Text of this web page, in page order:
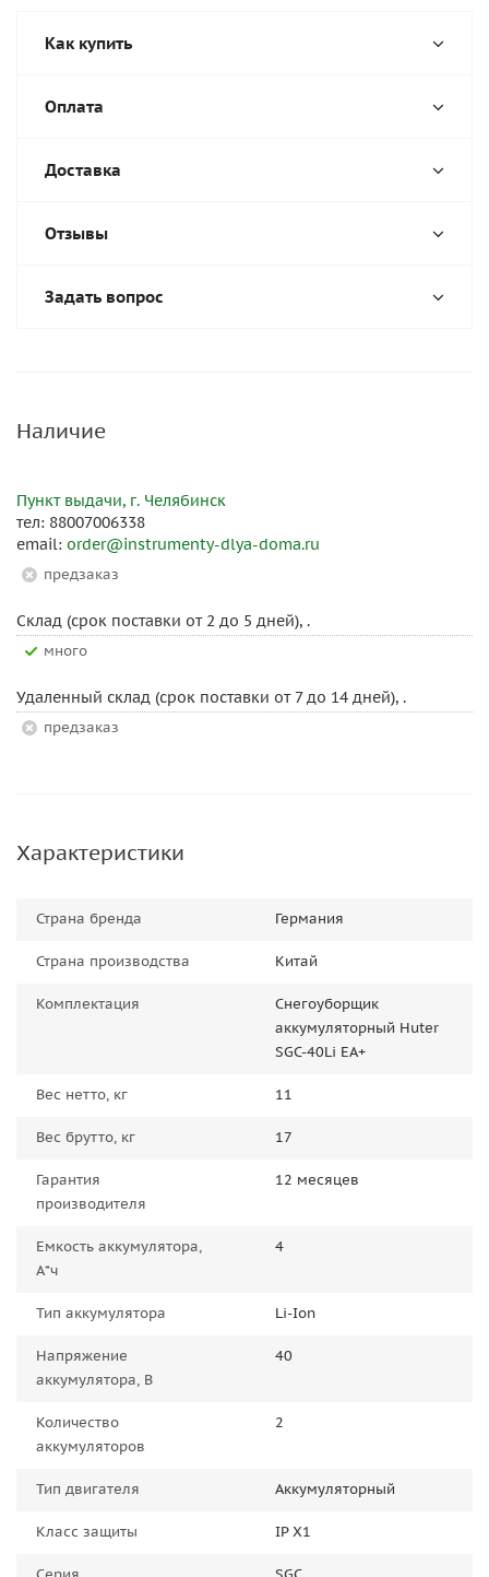
Как купить
Оплата
Доставка
Отзывы
Задать вопрос
Наличие
Пункт выдачи, г. Челябинск
тел: 88007006338
email: order@instrumenty-dlya-doma.ru
Предзаказ
Склад (срок поставки от 2 до 5 дней), .
Много
Удаленный склад (срок поставки от 7 до 14 дней), .
Предзаказ
Характеристики
Страна бренда Германия
Страна производства Китай
Комплектация
Снегоуборщик
аккумуляторный Huter
SGC-40Li EA+
Вес нетто, кг 11
Вес брутто, кг 17
Гарантия
производителя
12 месяцев
Емкость аккумулятора,
А*ч
4
Тип аккумулятора Li-Ion
Напряжение
аккумулятора, В
40
Количество
аккумуляторов
2
Тип двигателя Аккумуляторный
Класс защиты IP X1